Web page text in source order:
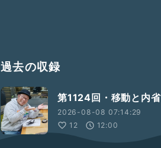
過去の収録
第1124回・移動と内省
2026-08-08 07:14:29
12
12:00